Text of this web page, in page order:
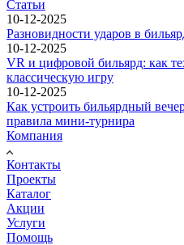
Статьи
10-12-2025
Разновидности ударов в
10-12-2025
VR и цифровой бильярд: как
классическую игру
10-12-2025
Как устроить бильярдный
правила мини-турнира
Компания
Контакты
Проекты
Каталог
Акции
Услуги
Помощь